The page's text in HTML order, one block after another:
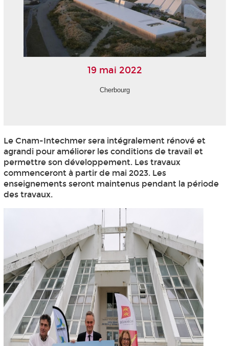
19 mai 2022
Cherbourg
Le Cnam-Intechmer sera intégralement rénové et
agrandi pour améliorer les conditions de travail et
permettre son développement. Les travaux
commenceront à partir de mai 2023. Les
enseignements seront maintenus pendant la période
des travaux.